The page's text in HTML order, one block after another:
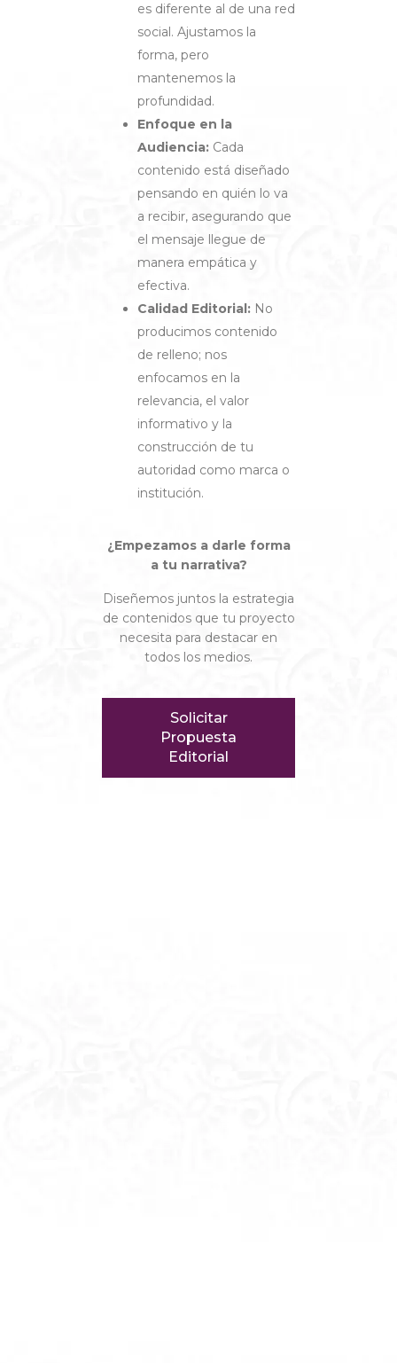
es diferente al de una red
social. Ajustamos la
forma, pero
mantenemos la
profundidad.
Enfoque en la
Audiencia: Cada
contenido está diseñado
pensando en quién lo va
a recibir, asegurando que
el mensaje llegue de
manera empática y
efectiva.
Calidad Editorial: No
producimos contenido
de relleno; nos
enfocamos en la
relevancia, el valor
informativo y la
construcción de tu
autoridad como marca o
institución.
¿Empezamos a darle forma
a tu narrativa?
Diseñemos juntos la estrategia
de contenidos que tu proyecto
necesita para destacar en
todos los medios.
Solicitar
Propuesta
Editorial